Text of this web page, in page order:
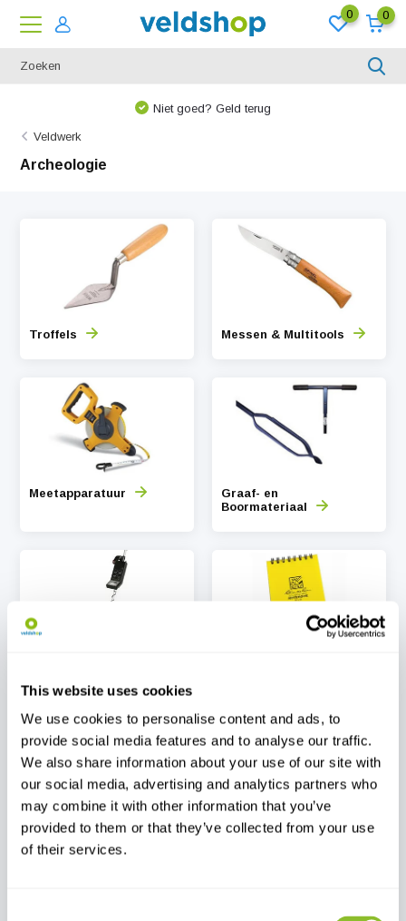
This website uses cookies
We use cookies to personalise content and ads, to
provide social media features and to analyse our traffic.
We also share information about your use of our site with
our social media, advertising and analytics partners who
may combine it with other information that you’ve
provided to them or that they’ve collected from your use
of their services.
0 0
Niet goed? Geld terug
Veldwerk
Archeologie
Troffels Messen & Multitools
Meetapparatuur
Graaf- en
Boormateriaal
Gereedschap Kleding